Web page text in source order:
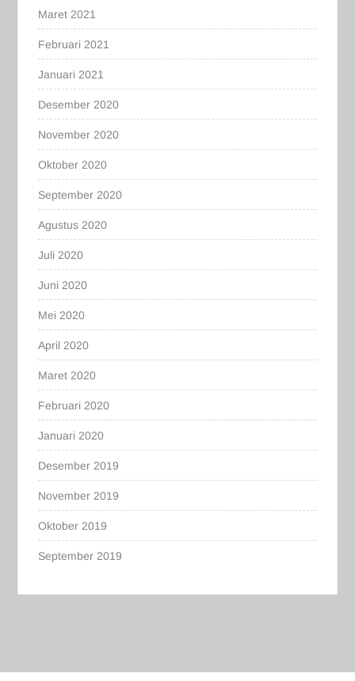
Maret 2021
Februari 2021
Januari 2021
Desember 2020
November 2020
Oktober 2020
September 2020
Agustus 2020
Juli 2020
Juni 2020
Mei 2020
April 2020
Maret 2020
Februari 2020
Januari 2020
Desember 2019
November 2019
Oktober 2019
September 2019